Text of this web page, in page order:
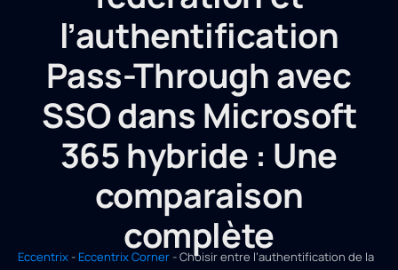
l’authentification
Pass-Through avec
SSO dans Microsoft
365 hybride : Une
comparaison
complète
Eccentrix - Eccentrix Corner -Choisir entre l’authentification de la